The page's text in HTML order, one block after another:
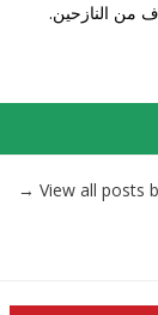
من النازحين.
View all posts
→